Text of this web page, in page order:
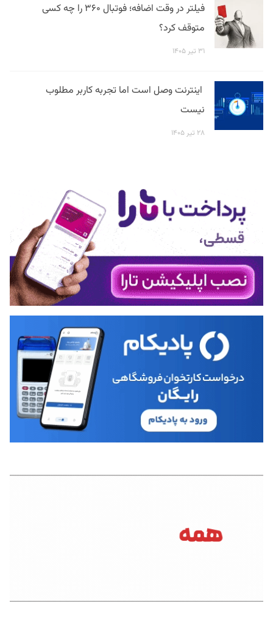
فیلتر در وقت اضافه؛ فوتبال ۳۶۰ را چه کسی
متوقف کرد؟
۳۱ تیر ۱۴۰۵
اینترنت وصل است اما تجربه کاربر مطلوب
نیست
۲۸ تیر ۱۴۰۵